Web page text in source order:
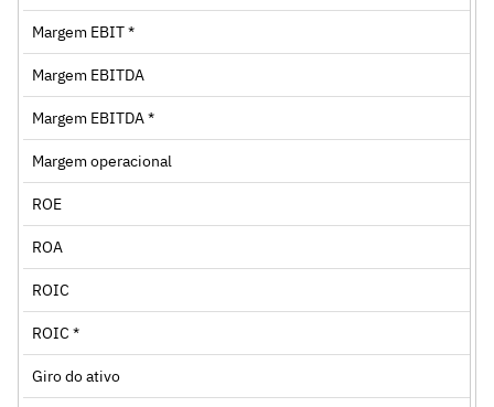
Margem EBIT *
Margem EBITDA
Margem EBITDA *
Margem operacional
ROE
ROA
ROIC
ROIC *
Giro do ativo